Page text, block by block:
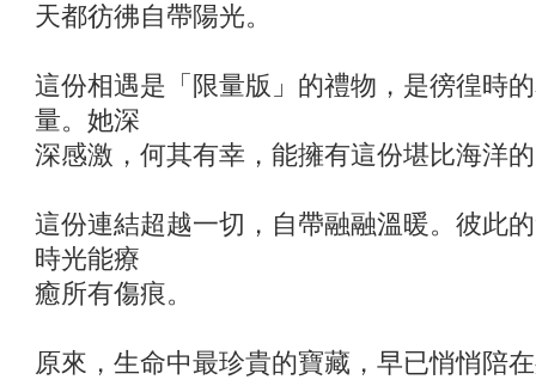
天都彷彿自帶陽光。
這份相遇是「限量版」的禮物，是徬徨時
量。她深
深感激，何其有幸，能擁有這份堪比海洋
這份連結超越一切，自帶融融溫暖。彼此
時光能療
癒所有傷痕。
原來，生命中最珍貴的寶藏，早已悄悄陪